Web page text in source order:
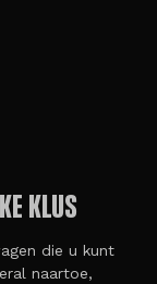
KLUS
die u kunt
naartoe,